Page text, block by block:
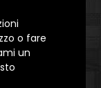
o fare
un